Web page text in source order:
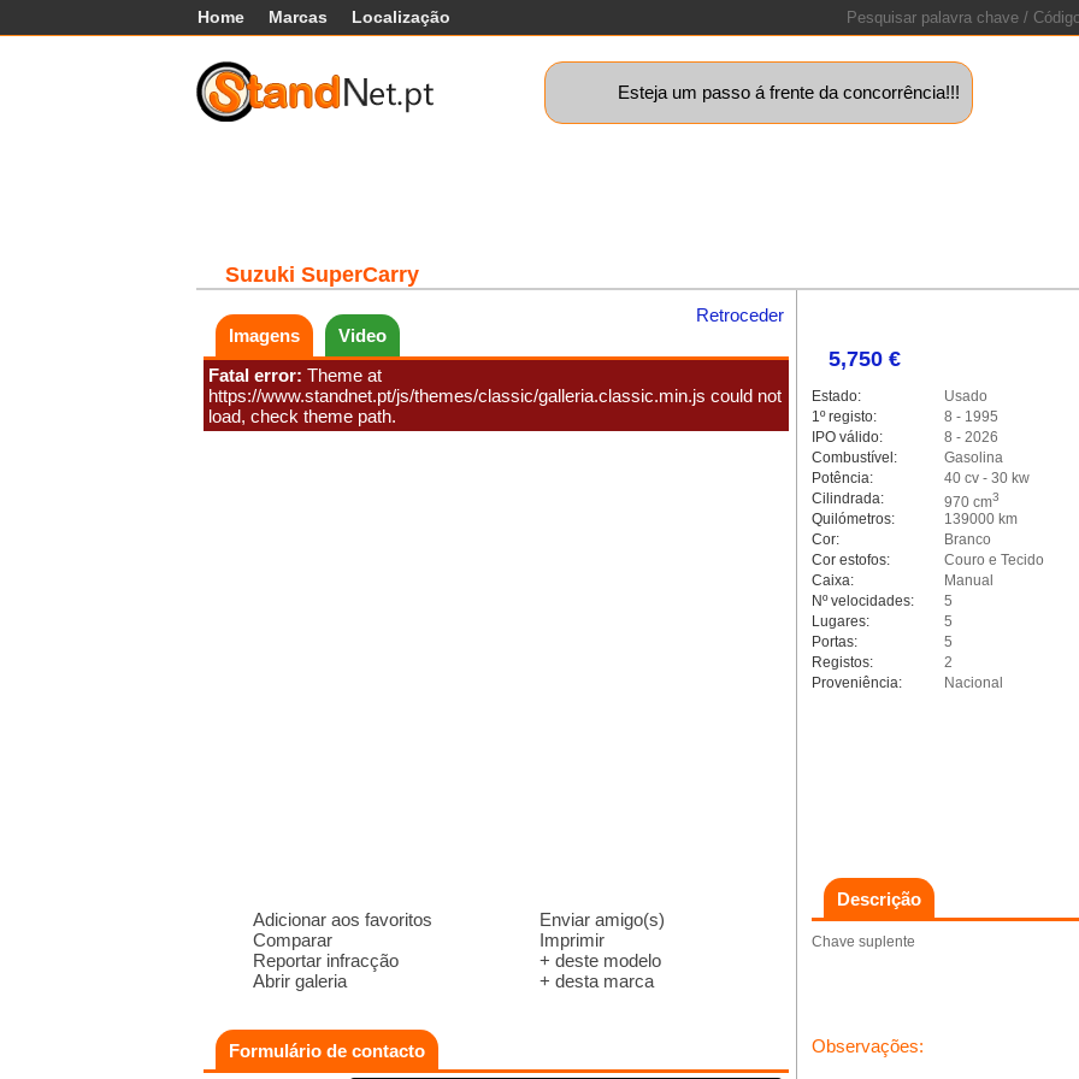
Home Marcas Localização
Esteja um passo á frente da concorrência!!!
Suzuki SuperCarry
Retroceder
Imagens
Video
Fatal error: Theme at
https://www.standnet.pt/js/themes/classic/galleria.classic.min.js could not
load, check theme path.
Adicionar aos favoritos
Comparar
Reportar infracção
Abrir galeria
Enviar amigo(s)
Imprimir
+ deste modelo
+ desta marca
Formulário de contacto
5,750 €
Estado:
Usado
1º registo:
8 - 1995
IPO válido:
8 - 2026
Combustível:
Gasolina
Potência:
40 cv - 30 kw
Cilindrada:
970 cm3
Quilómetros:
139000 km
Cor:
Branco
Cor estofos:
Couro e Tecido
Caixa:
Manual
Nº velocidades:
5
Lugares:
5
Portas:
5
Registos:
2
Proveniência:
Nacional
Descrição
Chave suplente
Observações: